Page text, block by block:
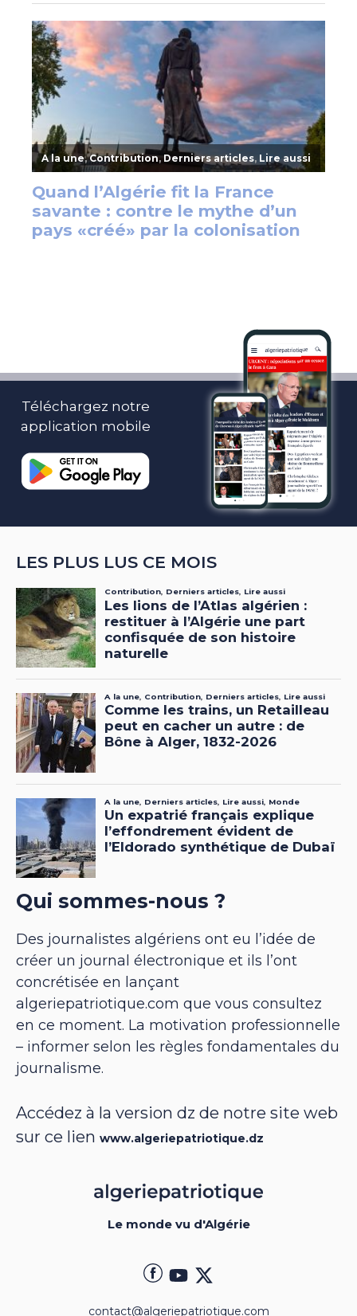
Téléchargez notre
application mobile
LES PLUS LUS CE MOIS
Qui sommes-nous ?
Des journalistes algériens ont eu l’idée de
créer un journal électronique et ils l’ont
concrétisée en lançant
algeriepatriotique.com que vous consultez
en ce moment. La motivation professionnelle
– informer selon les règles fondamentales du
journalisme.
Accédez à la version dz de notre site web
sur ce lien www.algeriepatriotique.dz
Le monde vu d'Algérie
contact@algeriepatriotique.com